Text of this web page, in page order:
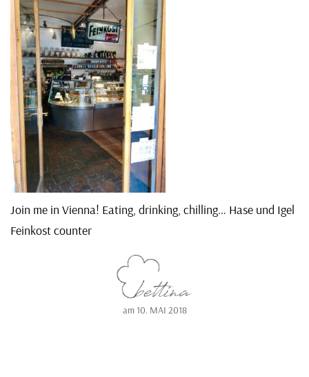
Join me in Vienna! Eating, drinking, chilling… Hase und Igel
Feinkost counter
am10. MAI 2018